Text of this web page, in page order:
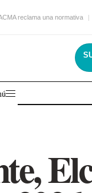
reclama una normativa